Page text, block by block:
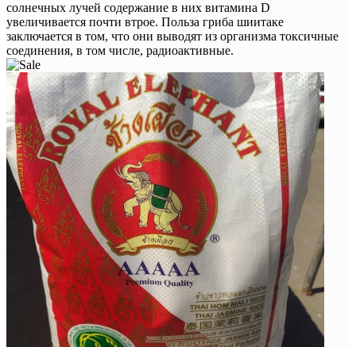
солнечных лучей содержание в них витамина D
увеличивается почти втрое. Польза гриба шиитаке
заключается в том, что они выводят из организма токсичные
соединения, в том числе, радиоактивные.